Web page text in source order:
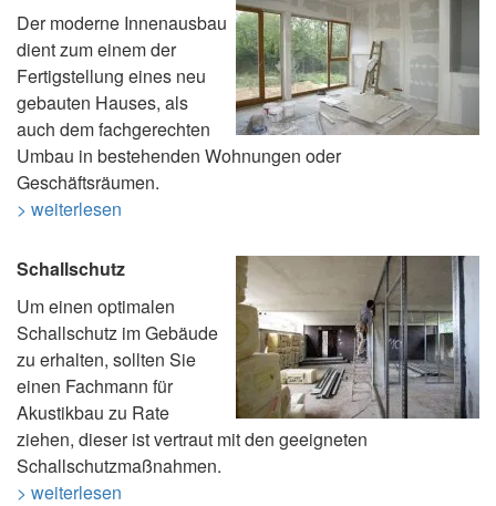
Der moderne Innenausbau
dient zum einem der
Fertigstellung eines neu
gebauten Hauses, als
auch dem fachgerechten
Umbau in bestehenden Wohnungen oder
Geschäftsräumen.
> weiterlesen
Schallschutz
Um einen optimalen
Schallschutz im Gebäude
zu erhalten, sollten Sie
einen Fachmann für
Akustikbau zu Rate
ziehen, dieser ist vertraut mit den geeigneten
Schallschutzmaßnahmen.
> weiterlesen